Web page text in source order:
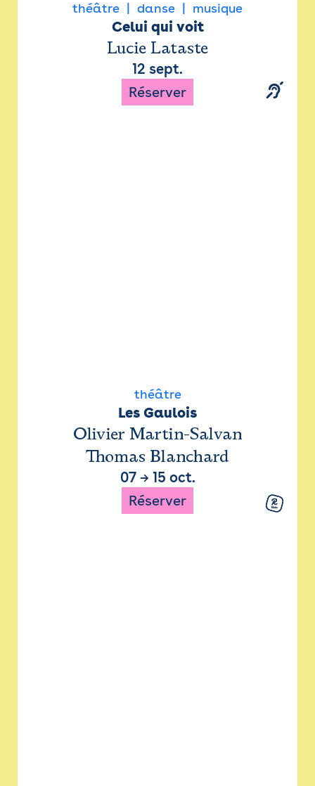
théâtre danse musique
Celui qui voit
Lucie Lataste
12 sept.
Réserver
théâtre
Les Gaulois
Olivier Martin-Salvan
Thomas Blanchard
07→ 15 oct.
Réserver